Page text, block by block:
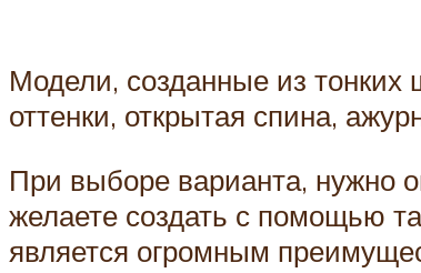
Модели, созданные из
оттенки, открытая спина,
При выборе варианта, нужно
желаете создать с помощью
является огромным